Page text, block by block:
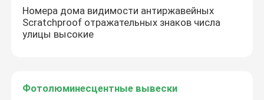
Номера дома видимости антиржавейных
Scratchproof отражательных знаков числа
улицы высокие
Фотолюминесцентные вывески